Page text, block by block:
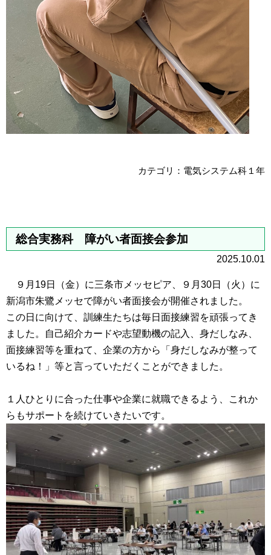
カテゴリ：電気システム科１年
総合実務科 障がい者面接会参加
2025.10.01
９月19日（金）に三条市メッセピア、９月30日（火）に
新潟市朱鷺メッセで障がい者面接会が開催されました。
この日に向けて、訓練生たちは毎日面接練習を頑張ってき
ました。自己紹介カードや志望動機の記入、身だしなみ、
面接練習等を重ねて、企業の方から「身だしなみが整って
いるね！」等と言っていただくことができました。
１人ひとりに合った仕事や企業に就職できるよう、これか
らもサポートを続けていきたいです。